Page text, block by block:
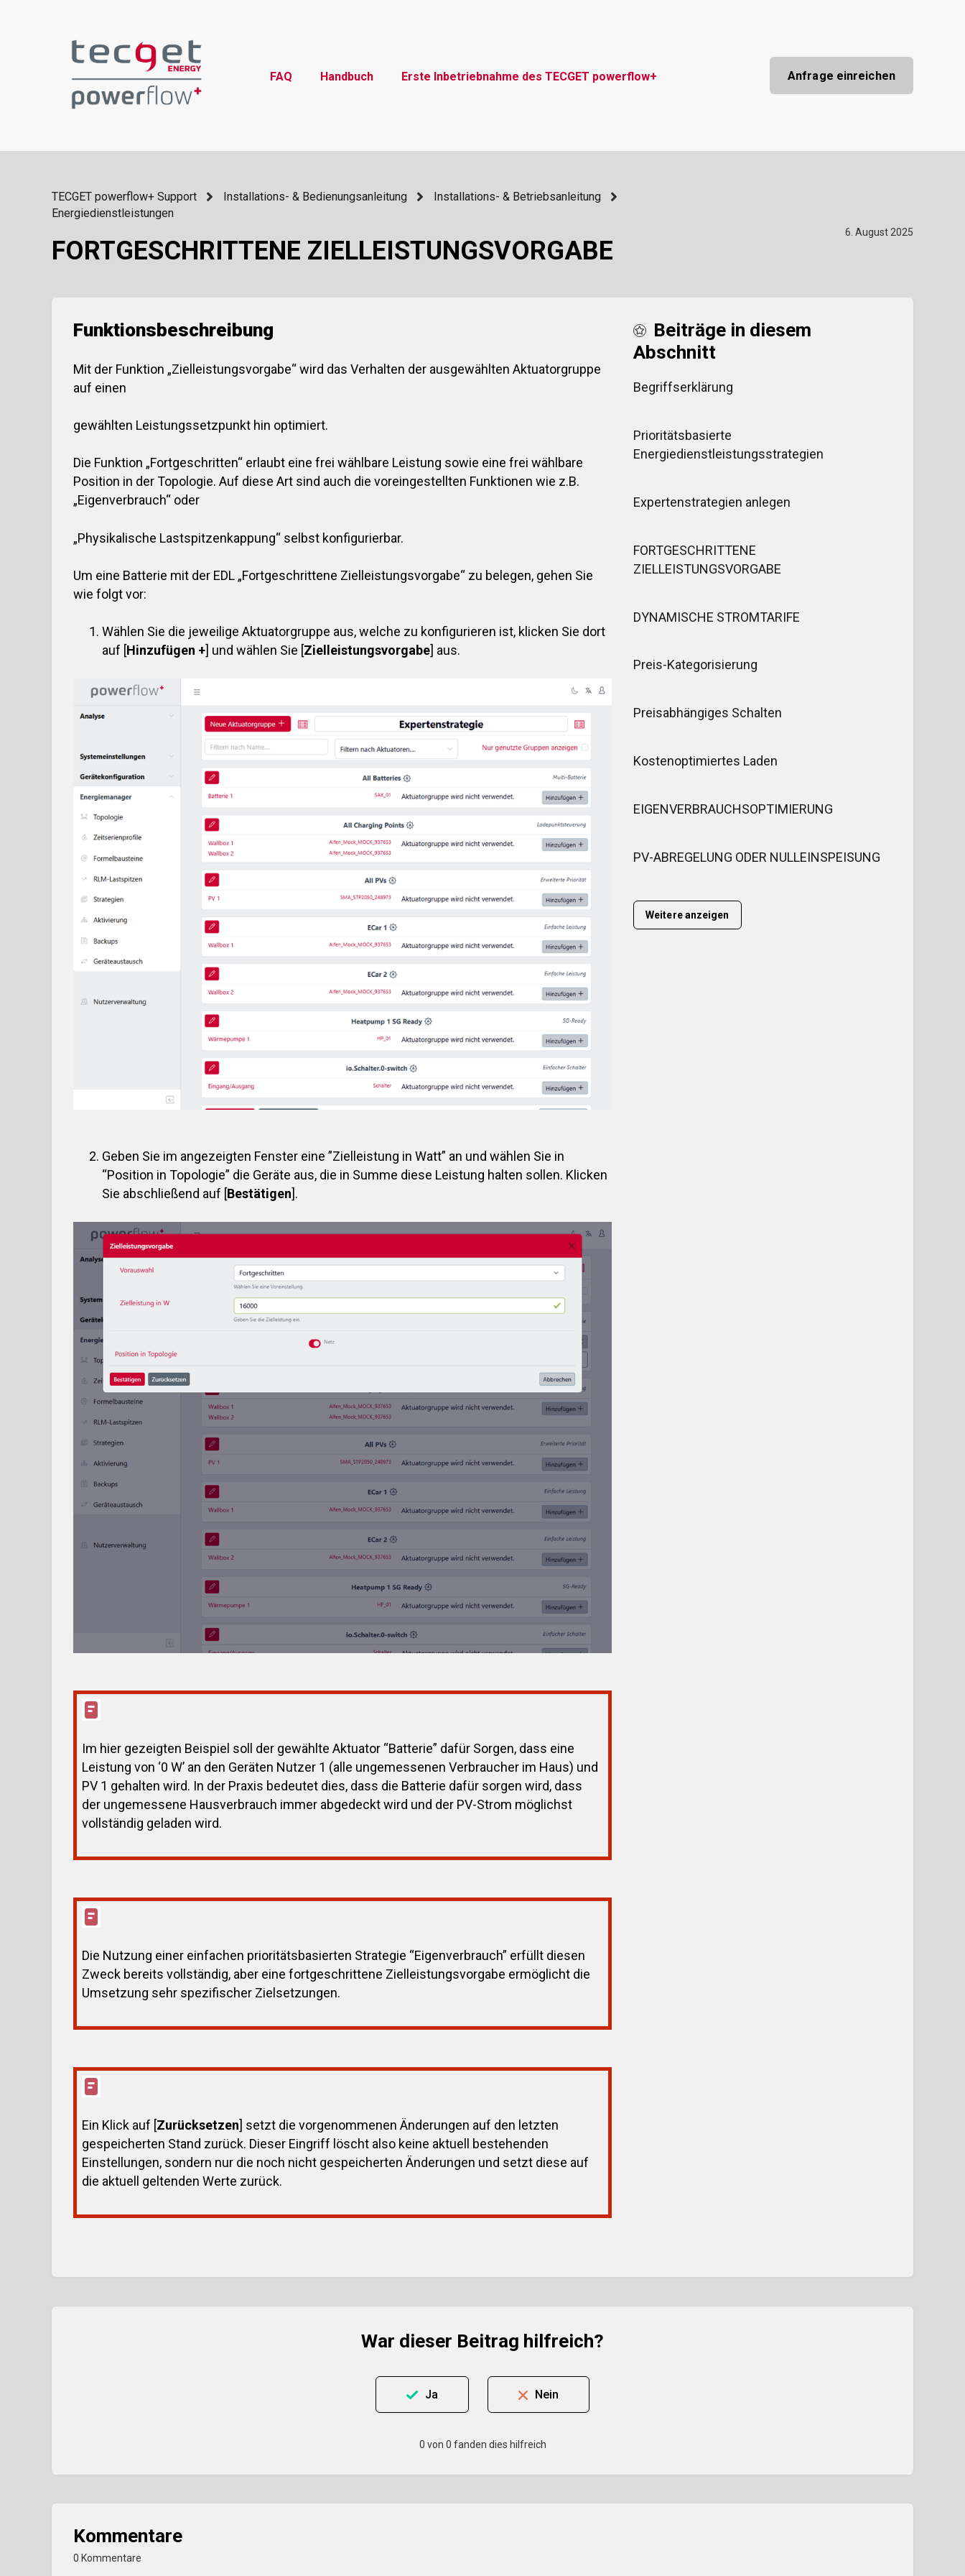
FAQ Handbuch Erste Inbetriebnahme des TECGET powerflow+ Anfrage einreichen
TECGET powerflow+ Support Installations- & Bedienungsanleitung
Installations- & Betriebsanleitung
Energiedienstleistungen
FORTGESCHRITTENE ZIELLEISTUNGSVORGABE
6. August 2025
Funktionsbeschreibung
Mit der Funktion „Zielleistungsvorgabe“ wird das Verhalten der ausgewählten Aktuatorgruppe
auf einen
gewählten Leistungssetzpunkt hin optimiert.
Die Funktion „Fortgeschritten“ erlaubt eine frei wählbare Leistung sowie eine frei wählbare
Position in der Topologie. Auf diese Art sind auch die voreingestellten Funktionen wie z.B.
„Eigenverbrauch“ oder
„Physikalische Lastspitzenkappung“ selbst konfigurierbar.
Um eine Batterie mit der EDL „Fortgeschrittene Zielleistungsvorgabe“ zu belegen, gehen Sie
wie folgt vor:
Wählen Sie die jeweilige Aktuatorgruppe aus, welche zu konfigurieren ist, klicken Sie dort
auf [Hinzufügen +] und wählen Sie [Zielleistungsvorgabe] aus.
Geben Sie im angezeigten Fenster eine ”Zielleistung in Watt” an und wählen Sie in
“Position in Topologie” die Geräte aus, die in Summe diese Leistung halten sollen. Klicken
Sie abschließend auf [Bestätigen].
Im hier gezeigten Beispiel soll der gewählte Aktuator “Batterie” dafür Sorgen, dass eine
Leistung von ‘0 W’ an den Geräten Nutzer 1 (alle ungemessenen Verbraucher im Haus) und
PV 1 gehalten wird. In der Praxis bedeutet dies, dass die Batterie dafür sorgen wird, dass
der ungemessene Hausverbrauch immer abgedeckt wird und der PV-Strom möglichst
vollständig geladen wird.
Die Nutzung einer einfachen prioritätsbasierten Strategie “Eigenverbrauch” erfüllt diesen
Zweck bereits vollständig, aber eine fortgeschrittene Zielleistungsvorgabe ermöglicht die
Umsetzung sehr spezifischer Zielsetzungen.
Ein Klick auf [Zurücksetzen] setzt die vorgenommenen Änderungen auf den letzten
gespeicherten Stand zurück. Dieser Eingriff löscht also keine aktuell bestehenden
Einstellungen, sondern nur die noch nicht gespeicherten Änderungen und setzt diese auf
die aktuell geltenden Werte zurück.
Beiträge in diesem
Abschnitt
Begriffserklärung
Prioritätsbasierte
Energiedienstleistungsstrategien
Expertenstrategien anlegen
FORTGESCHRITTENE
ZIELLEISTUNGSVORGABE
DYNAMISCHE STROMTARIFE
Preis-Kategorisierung
Preisabhängiges Schalten
Kostenoptimiertes Laden
EIGENVERBRAUCHSOPTIMIERUNG
PV-ABREGELUNG ODER NULLEINSPEISUNG
Weitere anzeigen
War dieser Beitrag hilfreich?
Ja Nein
0 von 0 fanden dies hilfreich
Kommentare
0 Kommentare